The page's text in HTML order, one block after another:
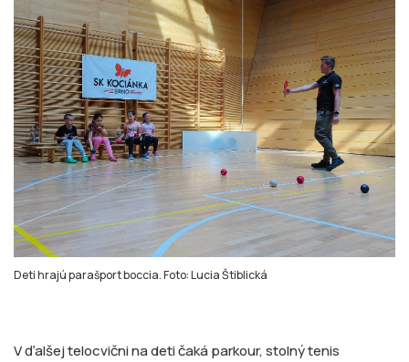
Deti hrajú parašport boccia. Foto: Lucia Štiblická
V ďalšej telocvični na deti čaká parkour, stolný tenis